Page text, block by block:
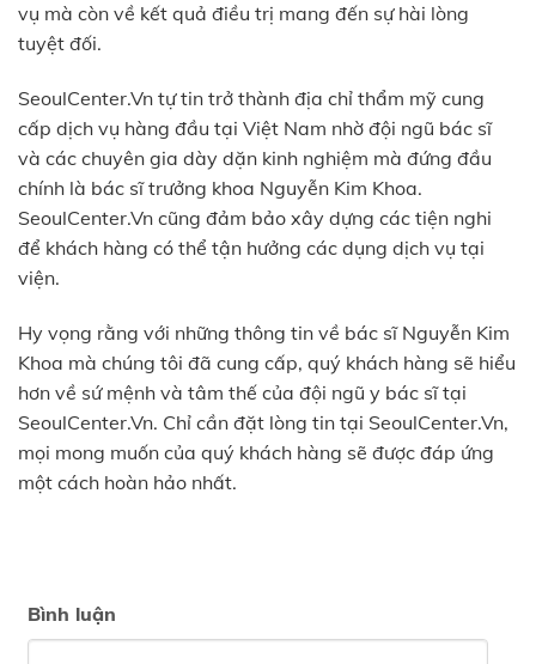
vụ mà còn về kết quả điều trị mang đến sự hài lòng
tuyệt đối.
SeoulCenter.Vn tự tin trở thành địa chỉ thẩm mỹ cung
cấp dịch vụ hàng đầu tại Việt Nam nhờ đội ngũ bác sĩ
và các chuyên gia dày dặn kinh nghiệm mà đứng đầu
chính là bác sĩ trưởng khoa Nguyễn Kim Khoa.
SeoulCenter.Vn cũng đảm bảo xây dựng các tiện nghi
để khách hàng có thể tận hưởng các dụng dịch vụ tại
viện.
Hy vọng rằng với những thông tin về bác sĩ Nguyễn Kim
Khoa mà chúng tôi đã cung cấp, quý khách hàng sẽ hiểu
hơn về sứ mệnh và tâm thế của đội ngũ y bác sĩ tại
SeoulCenter.Vn. Chỉ cần đặt lòng tin tại SeoulCenter.Vn,
mọi mong muốn của quý khách hàng sẽ được đáp ứng
một cách hoàn hảo nhất.
Bình luận